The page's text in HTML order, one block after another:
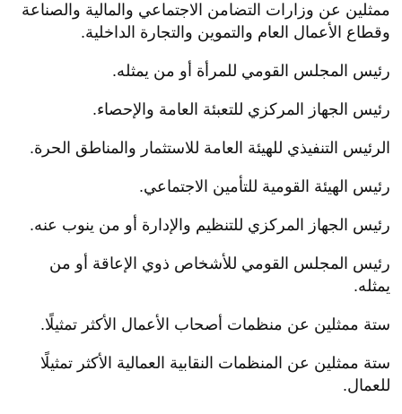
ممثلين عن وزارات التضامن الاجتماعي والمالية والصناعة
وقطاع الأعمال العام والتموين والتجارة الداخلية.
رئيس المجلس القومي للمرأة أو من يمثله.
رئيس الجهاز المركزي للتعبئة العامة والإحصاء.
الرئيس التنفيذي للهيئة العامة للاستثمار والمناطق الحرة.
رئيس الهيئة القومية للتأمين الاجتماعي.
رئيس الجهاز المركزي للتنظيم والإدارة أو من ينوب عنه.
رئيس المجلس القومي للأشخاص ذوي الإعاقة أو من
يمثله.
ستة ممثلين عن منظمات أصحاب الأعمال الأكثر تمثيلًا.
ستة ممثلين عن المنظمات النقابية العمالية الأكثر تمثيلًا
للعمال.